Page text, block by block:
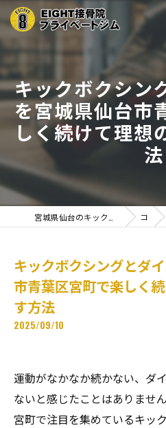
キックボクシン
を宮城県仙台市
しく続けて理想
法
コラム
キックボクシングとダ
市青葉区宮町で楽しく
す方法
2025/09/10
運動がなかなか続かない、ダ
ないと感じたことはありませ
宮町で注目を集めているキッ